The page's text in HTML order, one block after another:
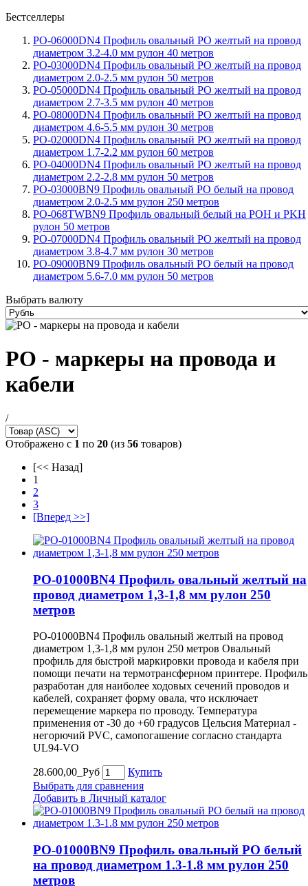
Бестселлеры
PO-06000DN4 Профиль овальный PO желтый на провод
диаметром 3.2-4.0 мм рулон 40 метров
PO-03000DN4 Профиль овальный PO желтый на провод
диаметром 2.0-2.5 мм рулон 50 метров
PO-05000DN4 Профиль овальный PO желтый на провод
диаметром 2.7-3.5 мм рулон 40 метров
PO-08000DN4 Профиль овальный PO желтый на провод
диаметром 4.6-5.5 мм рулон 30 метров
PO-02000DN4 Профиль овальный PO желтый на провод
диаметром 1.7-2.2 мм рулон 60 метров
PO-04000DN4 Профиль овальный PO желтый на провод
диаметром 2.2-2.8 мм рулон 50 метров
PO-03000BN9 Профиль овальный PO белый на провод
диаметром 2.0-2.5 мм рулон 250 метров
PO-068TWBN9 Профиль овальный белый на POH и PKH
рулон 50 метров
PO-07000DN4 Профиль овальный PO желтый на провод
диаметром 3.8-4.7 мм рулон 30 метров
PO-09000BN9 Профиль овальный PO белый на провод
диаметром 5.6-7.0 мм рулон 50 метров
Выбрать валюту
PO - маркеры на провода и
кабели
/
Отображено с 1 по 20 (из 56 товаров)
[<< Назад]
1
2
3
[Вперед >>]
PO-01000BN4 Профиль овальный желтый на
провод диаметром 1,3-1,8 мм рулон 250
метров
PO-01000BN4 Профиль овальный желтый на провод
диаметром 1,3-1,8 мм рулон 250 метров Овальный
профиль для быстрой маркировки провода и кабеля при
помощи печати на термотрансферном принтере. Профиль
разработан для наиболее ходовых сечений проводов и
кабелей, сохраняет форму овала, что исключает
перемещение маркера по проводу. Температура
применения от -30 до +60 градусов Цельсия Материал -
негорючий PVC, самопогашение согласно стандарта
UL94-VO
28.600,00_Руб
Купить
Выбрать для сравнения
Добавить в Личный каталог
PO-01000BN9 Профиль овальный PO белый
на провод диаметром 1.3-1.8 мм рулон 250
метров